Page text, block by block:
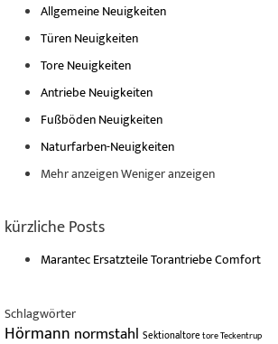
Allgemeine Neuigkeiten
Türen Neuigkeiten
Tore Neuigkeiten
Antriebe Neuigkeiten
Fußböden Neuigkeiten
Naturfarben-Neuigkeiten
Mehr anzeigenWeniger anzeigen
kürzliche Posts
Marantec Ersatzteile Torantriebe Comfort
Schlagwörter
Hörmann normstahl SektionaltoretoreTeckentrup